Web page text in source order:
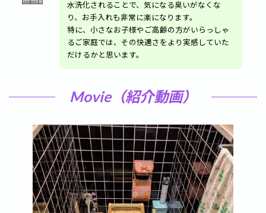
水洗化されることで、気になる臭いがなくな
り、お手入れも非常に楽になります。
特に、小さなお子様やご高齢の方がいらっしゃ
るご家庭では、その快適さをより実感していた
だけるかと思います。
Movie（紹介動画）